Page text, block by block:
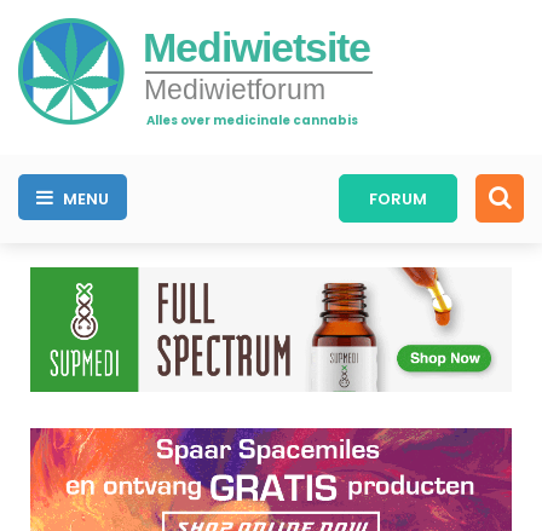
Mediwietsite
Mediwietforum
Alles over medicinale cannabis
MENU FORUM